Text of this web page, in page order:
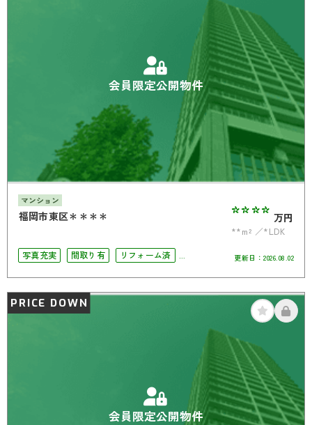
会員限定公開物件
マンション
福岡市東区＊＊＊＊ **** 万円
**m²
*LDK
写真充実
間取り有
リフォーム済
オートロック
角部屋
更新日： 2026.08.02
会員限定公開物件
PRICE DOWN